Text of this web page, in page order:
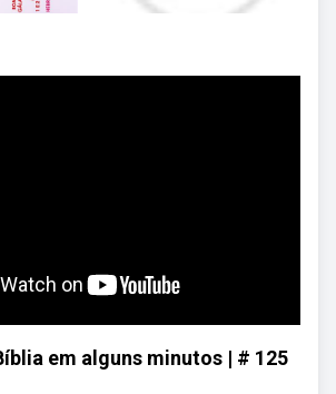
em alguns minutos | # 125